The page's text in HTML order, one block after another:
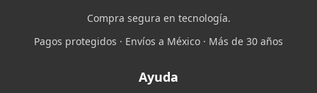
Compra segura en tecnología.
Pagos protegidos · Envíos a México · Más de 30 años
Ayuda